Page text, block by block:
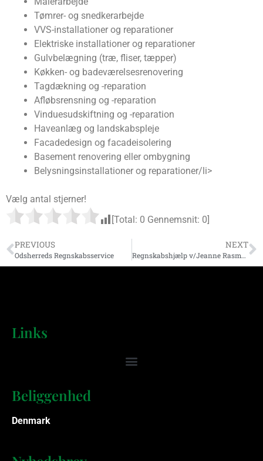
Tømrer- og snedkerarbejde
VVS-installationer og reparationer
Elektriske installationer og reparationer
Gulvbelægning (træ, fliser, tæpper)
Køkken- og badeværelsesrenovering
Tagdækning og -reparation
Afløbsrensning og -reparation
Vinduesudskiftning og -reparation
Haveanlæg og landskabspleje
Facadedesign og facadeisolering
Basement renovering eller ombygning
Belysningsinstallationer og reparationer/li>
Vælg antal stjerner!
[Total: 0 Gennemsnit: 0
PREVIOUS
Odsherreds Regnskabsservice
NEXT
Regnskabshjælp v/Jeanne Rasmussen
Links
Beliggenhed
Denmark